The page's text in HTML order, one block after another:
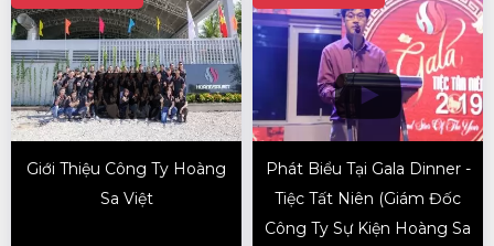
Giới Thiệu Công Ty Hoàng
Sa Việt
Phát Biểu Tại Gala Dinner -
Tiệc Tất Niên (Giám Đốc
Công Ty Sự Kiện Hoàng Sa